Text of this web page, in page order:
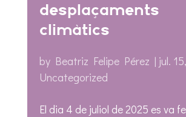
desplaçaments
climàtics
by Beatriz Felipe Pérez | jul.
Uncategorized
El dia 4 de juliol de 2025 es va